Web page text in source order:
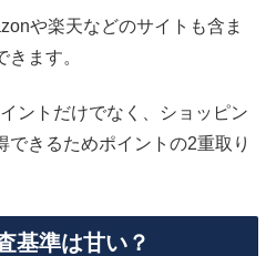
や楽天などのサイトも含ま
ます。
ントだけでなく、ショッピン
できるためポイントの2重取り
基準は甘い？